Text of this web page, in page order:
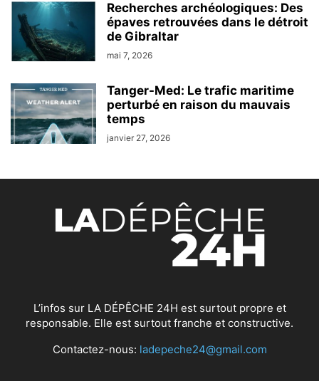
Recherches archéologiques: Des
épaves retrouvées dans le détroit
de Gibraltar
mai 7, 2026
Tanger-Med: Le trafic maritime
perturbé en raison du mauvais
temps
janvier 27, 2026
L’infos sur LA DÉPÊCHE 24H est surtout propre et
responsable. Elle est surtout franche et constructive.
Contactez-nous: ladepeche24@gmail.com